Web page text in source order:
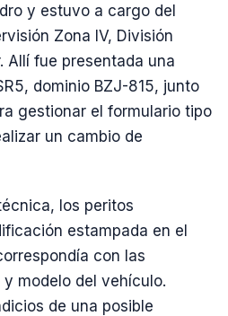
y estuvo a cargo del
Zona IV, División
Allí fue presentada una
dominio BZJ-815, junto
gestionar el formulario tipo
un cambio de
los peritos
estampada en el
con las
modelo del vehículo.
de una posible